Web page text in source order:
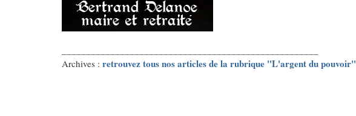
Archives : retrouvez tous nos articles de la rubrique "L'argent du pouvoir"